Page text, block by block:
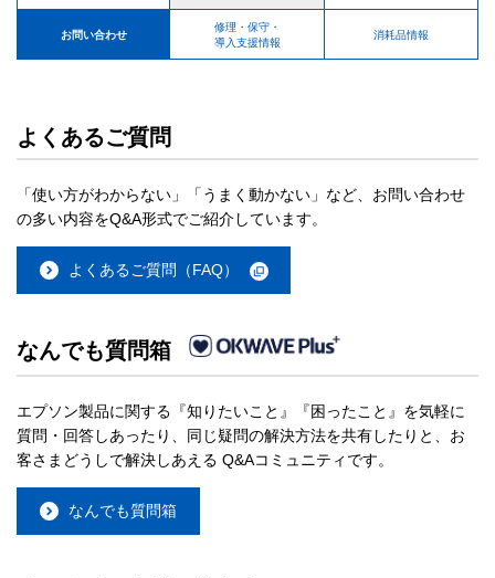
お問い合わせ
修理・保守・
導入支援情報
消耗品情報
よくあるご質問
「使い方がわからない」「うまく動かない」など、お問い合わせ
の多い内容をQ&A形式でご紹介しています。
よくあるご質問（FAQ）
なんでも質問箱
エプソン製品に関する『知りたいこと』『困ったこと』を気軽に
質問・回答しあったり、同じ疑問の解決方法を共有したりと、お
客さまどうしで解決しあえる Q&Aコミュニティです。
なんでも質問箱